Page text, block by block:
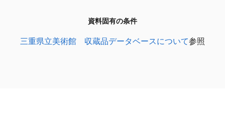
資料固有の条件
三重県立美術館 収蔵品データベースについて参照